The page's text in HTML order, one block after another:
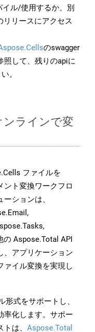
ル/使用するか、別
リースにアクセス
のswagger
照して、残りのapiに
。
ンラインで変
ファイルを
ント変換ワークフロ
ションは、
の Aspose.Total API
、アプリケーション
ァイル変換を実現し
式をサポートし、
率化します。サポー
は、 Aspose.Total